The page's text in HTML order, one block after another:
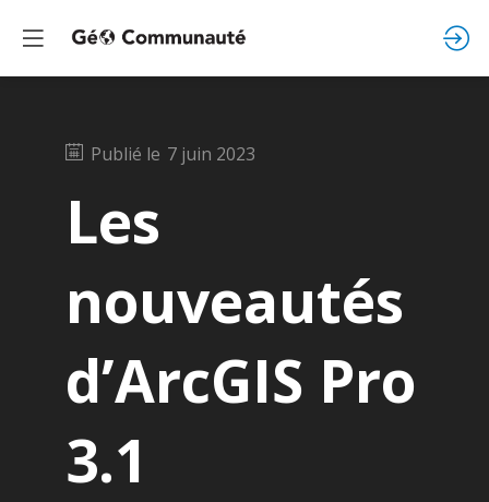
Publié le 7 juin 2023
Les
nouveautés
d’ArcGIS Pro
3.1